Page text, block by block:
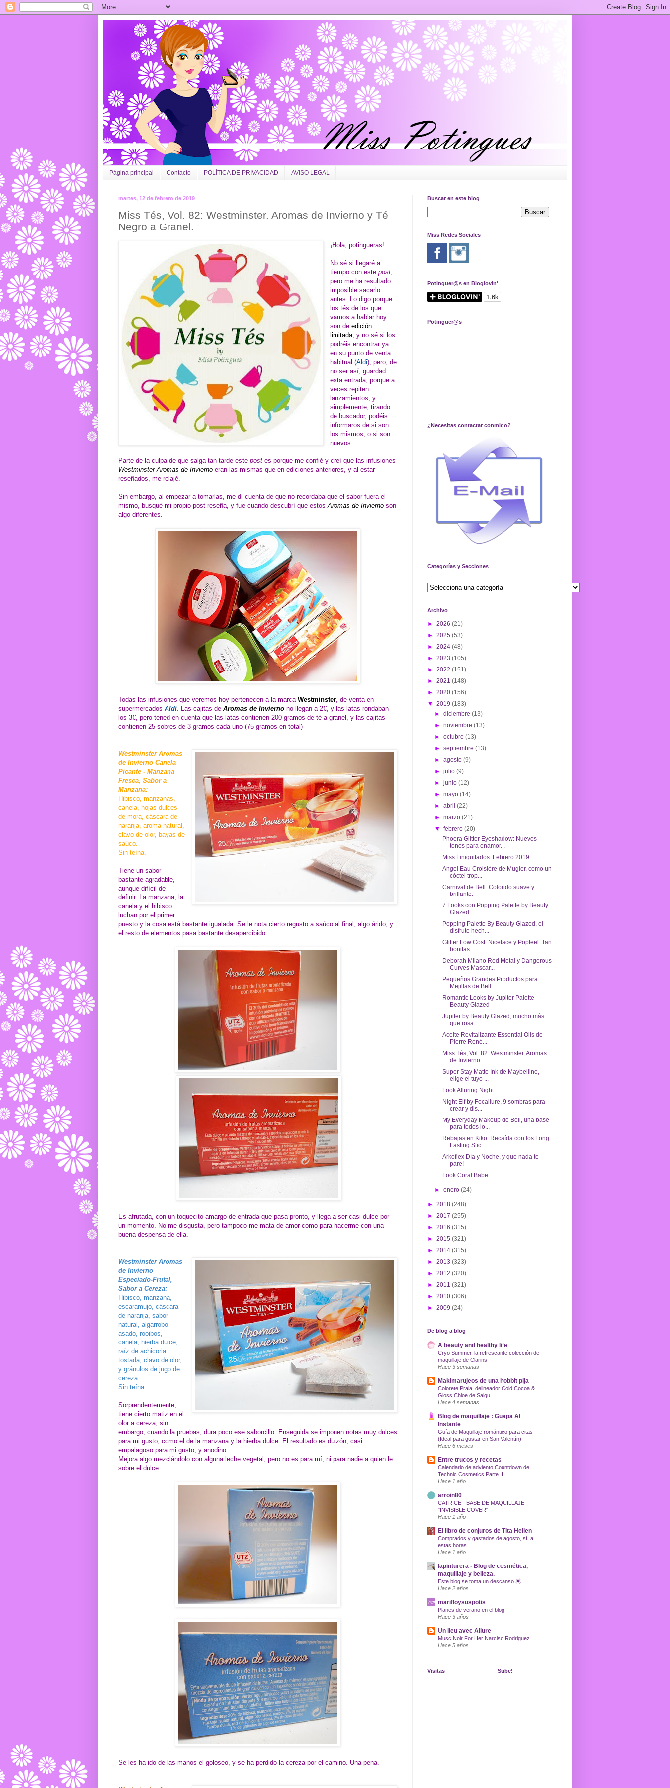
Página principal Contacto POLÍTICA DE PRIVACIDAD AVISO LEGAL
martes, 12 de febrero de 2019
Miss Tés, Vol. 82: Westminster. Aromas de Invierno y Té
Negro a Granel.
¡Hola, potingueras!
No sé si llegaré a
tiempo con estepost,
pero me ha resultado
imposible sacarlo
antes. Lo digo porque
los tés de los que
vamos a hablar hoy
son deedición
limitada, y no sé si los
podréis encontrar ya
en su punto de venta
habitual (Aldi), pero, de
no ser así, guardad
esta entrada, porque a
veces repiten
lanzamientos, y
simplemente, tirando
de buscador, podéis
informaros de si son
los mismos, o si son
nuevos.
Parte de la culpa de que salga tan tarde este post es porque me confié y creí que las infusiones
Westminster Aromas de Invierno eran las mismas que en ediciones anteriores, y al estar
reseñados, me relajé.
Sin embargo, al empezar a tomarlas, me di cuenta de que no recordaba que el sabor fuera el
mismo, busqué mi propio post reseña, y fue cuando descubrí que estosAromas de Invierno son
algo diferentes.
Todas las infusiones que veremos hoy pertenecen a la marca Westminster, de venta en
supermercados Aldi. Las cajitas de Aromas de Invierno no llegan a 2€, y las latas rondaban
los 3€, pero tened en cuenta que las latas contienen 200 gramos de té a granel, y las cajitas
contienen 25 sobres de 3 gramos cada uno (75 gramos en total)
Westminster Aromas
de Invierno Canela
Picante - Manzana
Fresca, Sabor a
Manzana:
Hibisco, manzanas,
canela, hojas dulces
de mora, cáscara de
naranja, aroma natural,
clavo de olor, bayas de
saúco.
Sin teína.
Tiene un sabor
bastante agradable,
aunque difícil de
definir. La manzana, la
canela y el hibisco
luchan por el primer
puesto y la cosa está bastante igualada. Se le nota cierto regusto a saúco al final, algo árido, y
el resto de elementos pasa bastante desapercibido.
Es afrutada, con un toquecito amargo de entrada que pasa pronto, y llega a ser casi dulce por
un momento. No me disgusta, pero tampoco me mata de amor como para hacerme con una
buena despensa de ella.
Westminster Aromas
de Invierno
Especiado-Frutal,
Sabor a Cereza:
Hibisco, manzana,
escaramujo, cáscara
de naranja, sabor
natural, algarrobo
asado, rooibos,
canela, hierba dulce,
raíz de achicoria
tostada, clavo de olor,
y gránulos de jugo de
cereza.
Sin teína.
Sorprendentemente,
tiene cierto matiz en el
olor a cereza, sin
embargo, cuando la pruebas, dura poco ese saborcillo. Enseguida se imponen notas muy dulces
para mi gusto, como el de la manzana y la hierba dulce. El resultado es dulzón, casi
empalagoso para mi gusto, y anodino.
Mejora algo mezclándolo con alguna leche vegetal, pero no es para mí, ni para nadie a quien le
sobre el dulce.
Se les ha ido de las manos el goloseo, y se ha perdido la cereza por el camino. Una pena.
Buscar en este blog
Miss Redes Sociales
Potinguer@s en Bloglovin'
Potinguer@s
¿Necesitas contactar conmigo?
Categorías y Secciones
Archivo
► 2026 (21)
► 2025 (53)
► 2024 (48)
► 2023 (105)
► 2022 (151)
► 2021 (148)
► 2020 (156)
▼ 2019 (183)
►diciembre(13)
►noviembre(13)
►octubre(13)
►septiembre(13)
►agosto(9)
►julio(9)
►junio(12)
►mayo(14)
►abril(22)
►marzo(21)
▼febrero(20)
Phoera Glitter Eyeshadow: Nuevos
tonos para enamor...
Miss Finiquitados: Febrero 2019
Angel Eau Croisière de Mugler, como un
cóctel trop...
Carnival de Bell: Colorido suave y
brillante.
7 Looks con Popping Palette by Beauty
Glazed
Popping Palette By Beauty Glazed, el
disfrute hech...
Glitter Low Cost: Niceface y Popfeel. Tan
bonitas ...
Deborah Milano Red Metal y Dangerous
Curves Mascar...
Pequeños Grandes Productos para
Mejillas de Bell.
Romantic Looks by Jupiter Palette
Beauty Glazed
Jupiter by Beauty Glazed, mucho más
que rosa.
Aceite Revitalizante Essential Oils de
Pierre René...
Miss Tés, Vol. 82: Westminster. Aromas
de Invierno...
Super Stay Matte Ink de Maybelline,
elige el tuyo ...
Look Alluring Night
Night Elf by Focallure, 9 sombras para
crear y dis...
My Everyday Makeup de Bell, una base
para todos lo...
Rebajas en Kiko: Recaída con los Long
Lasting Stic...
Arkoflex Día y Noche, y que nada te
pare!
Look Coral Babe
►enero(24)
► 2018 (248)
► 2017 (255)
► 2016 (315)
► 2015 (321)
► 2014 (315)
► 2013 (323)
► 2012 (320)
► 2011 (321)
► 2010 (306)
► 2009 (24)
De blog a blog
A beauty and healthy life
Cryo Summer, la refrescante colección de
maquillaje de Clarins
Hace 3 semanas
Makimarujeos de una hobbit pija
Colorete Praia, delineador Cold Cocoa &
Gloss Chloe de Saigu
Hace 4 semanas
Blog de maquillaje : Guapa Al
Instante
Guía de Maquillaje romántico para citas
(Ideal para gustar en San Valentín)
Hace 6 meses
Entre trucos y recetas
Calendario de adviento Countdown de
Technic Cosmetics Parte II
Hace 1 año
arroin80
CATRICE - BASE DE MAQUILLAJE
"INVISIBLE COVER"
Hace 1 año
El libro de conjuros de Tita Hellen
Comprados y gastados de agosto, sí, a
estas horas
Hace 1 año
lapinturera - Blog de cosmética,
maquillaje y belleza.
Este blog se toma un descanso 💟
Hace 2 años
marifloysuspotis
Planes de verano en el blog!
Hace 3 años
Un lieu avec Allure
Musc Noir For Her Narciso Rodriguez
Hace 5 años
Visitas Sube!